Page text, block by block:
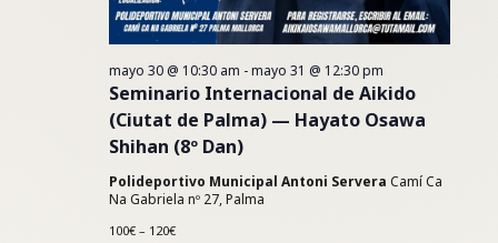
Seminario Internacional de Aikido
(Ciutat de Palma) — Hayato Osawa
Shihan (8º Dan)
mayo 30 @ 10:30 am -mayo 31 @ 12:30 pm
Polideportivo Municipal Antoni Servera Camí Ca
Na Gabriela nº 27, Palma
100€ – 120€